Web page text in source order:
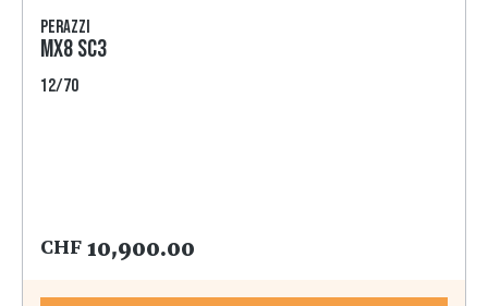
Perazzi
MX8 SC3
12/70
CHF 10,900.00